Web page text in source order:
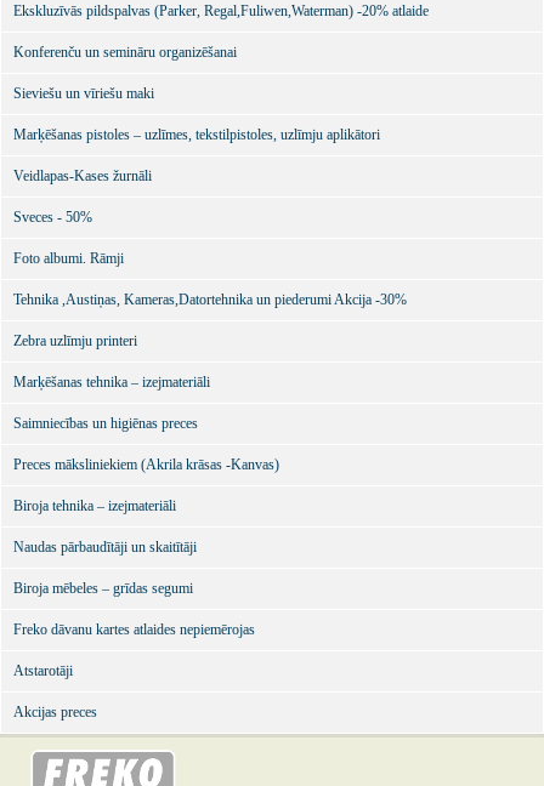
Ekskluzīvās pildspalvas (Parker, Regal,Fuliwen,Waterman) -20% atlaide
Konferenču un semināru organizēšanai
Sieviešu un vīriešu maki
Marķēšanas pistoles – uzlīmes, tekstilpistoles, uzlīmju aplikātori
Veidlapas-Kases žurnāli
Sveces - 50%
Foto albumi. Rāmji
Tehnika ,Austiņas, Kameras,Datortehnika un piederumi Akcija -30%
Zebra uzlīmju printeri
Marķēšanas tehnika – izejmateriāli
Saimniecības un higiēnas preces
Preces māksliniekiem (Akrila krāsas -Kanvas)
Biroja tehnika – izejmateriāli
Naudas pārbaudītāji un skaitītāji
Biroja mēbeles – grīdas segumi
Freko dāvanu kartes atlaides nepiemērojas
Atstarotāji
Akcijas preces